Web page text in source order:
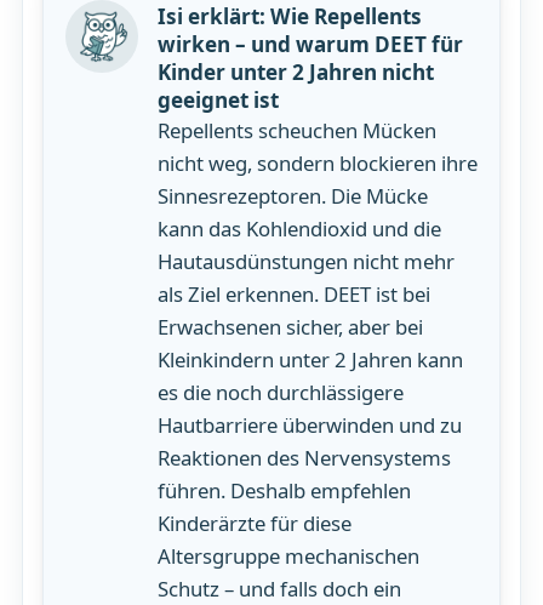
Isi erklärt: Wie Repellents
wirken – und warum DEET für
Kinder unter 2 Jahren nicht
geeignet ist
Repellents scheuchen Mücken
nicht weg, sondern blockieren ihre
Sinnesrezeptoren. Die Mücke
kann das Kohlendioxid und die
Hautausdünstungen nicht mehr
als Ziel erkennen. DEET ist bei
Erwachsenen sicher, aber bei
Kleinkindern unter 2 Jahren kann
es die noch durchlässigere
Hautbarriere überwinden und zu
Reaktionen des Nervensystems
führen. Deshalb empfehlen
Kinderärzte für diese
Altersgruppe mechanischen
Schutz – und falls doch ein